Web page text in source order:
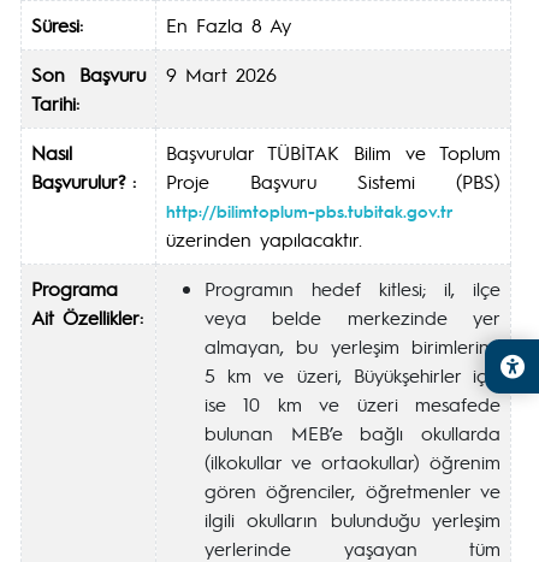
Süresi:
En Fazla 8 Ay
Son Başvuru
Tarihi:
9 Mart 2026
Nasıl
Başvurulur? :
Başvurular TÜBİTAK Bilim ve Toplum
Proje Başvuru Sistemi (PBS)
http://bilimtoplum-pbs.tubitak.gov.tr
üzerinden yapılacaktır.
Programa
Ait Özellikler:
Programın hedef kitlesi; il, ilçe
veya belde merkezinde yer
almayan, bu yerleşim birimlerine
5 km ve üzeri, Büyükşehirler için
ise 10 km ve üzeri mesafede
bulunan MEB’e bağlı okullarda
(ilkokullar ve ortaokullar) öğrenim
gören öğrenciler, öğretmenler ve
ilgili okulların bulunduğu yerleşim
yerlerinde yaşayan tüm